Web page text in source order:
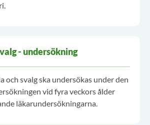
- undersökning
och svalg ska undersökas under den
vid fyra veckors ålder
läkarundersökningarna.